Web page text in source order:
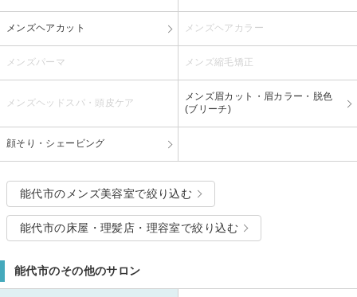
メンズヘアカット メンズヘアカラー
メンズパーマ メンズ縮毛矯正
メンズヘッドスパ・頭皮ケア
メンズ眉カット・眉カラー・脱色
(ブリーチ)
顔そり・シェービング
能代市のメンズ美容室で絞り込む
能代市の床屋・理髪店・理容室で絞り込む
能代市のその他のサロン